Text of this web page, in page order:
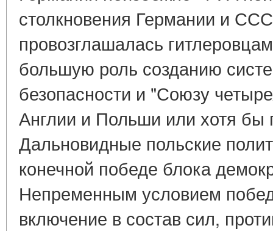
столкновения Германии и
провозглашалась
большую роль созданию
безопасности и "Союзу
Англии и Польши или хотя бы
Дальновидные польские
конечной победе блока
Непременным условием
включение в состав сил,